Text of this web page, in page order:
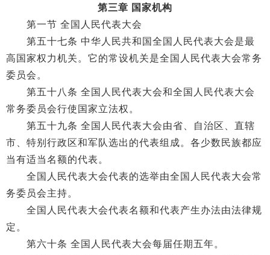
第三章 国家机构
第一节 全国人民代表大会
第五十七条 中华人民共和国全国人民代表大会是最
高国家权力机关。它的常设机关是全国人民代表大会常务
委员会。
第五十八条 全国人民代表大会和全国人民代表大会
常务委员会行使国家立法权。
第五十九条 全国人民代表大会由省、自治区、直辖
市、特别行政区和军队选出的代表组成。各少数民族都应
当有适当名额的代表。
全国人民代表大会代表的选举由全国人民代表大会常
务委员会主持。
全国人民代表大会代表名额和代表产生办法由法律规
定。
第六十条 全国人民代表大会每届任期五年。